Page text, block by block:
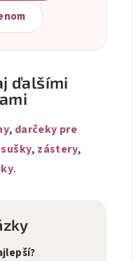
ďalšími
, darčeky pre
, zástery,
.